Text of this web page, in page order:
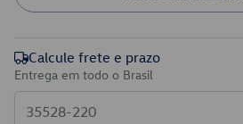
Calcule frete e prazo
Entrega em todo o Brasil